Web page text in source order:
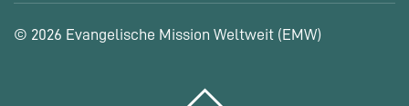
© 2026 Evangelische Mission Weltweit (EMW)